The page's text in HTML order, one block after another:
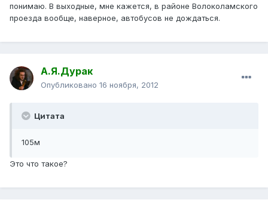
понимаю. В выходные, мне кажется, в районе Волоколамского
проезда вообще, наверное, автобусов не дождаться.
А.Я.Дурак
Опубликовано 16 ноября, 2012
Цитата
105м
Это что такое?